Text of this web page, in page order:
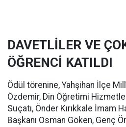
DAVETLİLER VE
ÖĞRENCİ KATILDI
Ödül törenine, Yahşihan İlçe
Özdemir, Din Öğretimi
Suçatı, Önder Kırıkkale İmam
Başkanı Osman Göken, Genç